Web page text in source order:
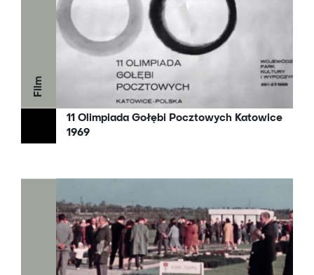
Film
11 Olimpiada Gołębi Pocztowych Katowice
1969